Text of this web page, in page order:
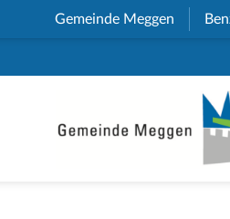
Gemeinde Meggen